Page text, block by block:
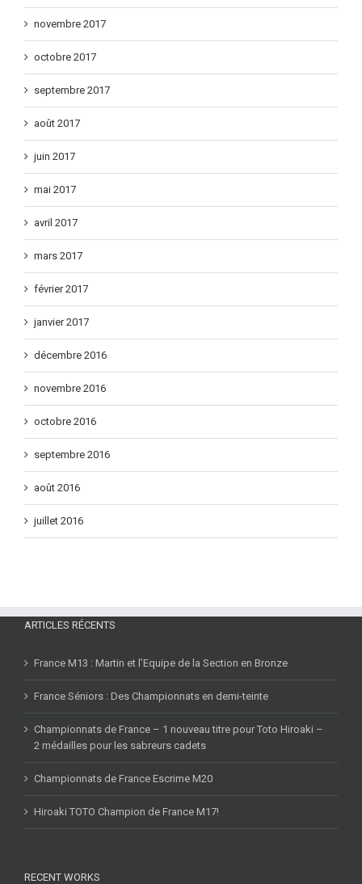
décembre 2017
novembre 2017
octobre 2017
septembre 2017
août 2017
juin 2017
mai 2017
avril 2017
mars 2017
février 2017
janvier 2017
décembre 2016
novembre 2016
octobre 2016
septembre 2016
août 2016
juillet 2016
France M13 : Martin et l’Equipe de la Section en Bronze
France Séniors : Des Championnats en demi-teinte
Championnats de France – 1 nouveau titre pour Toto Hiroaki –
2 médailles pour les sabreurs cadets
Championnats de France Escrime M20
Hiroaki TOTO Champion de France M17!